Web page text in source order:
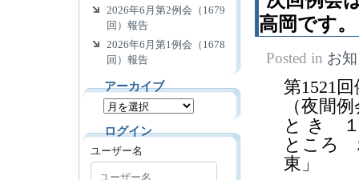
高岡です。
Posted in お
第1521
（夜間
と き
ところ
東」
2026年6月第2例会（1679
回）報告
2026年6月第1例会（1678
回）報告
アーカイブ
ログイン
ユーザー名